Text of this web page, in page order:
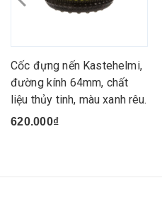
Cốc đựng nến Kastehelmi,
đường kính 64mm, chất
liệu thủy tinh, màu xanh rêu.
620.000₫